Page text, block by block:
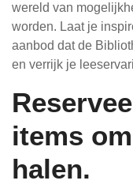
wereld van
worden. Laat je
aanbod dat de
en verrijk je
items
halen.